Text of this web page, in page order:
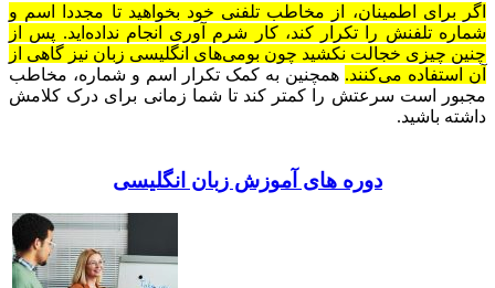
اگر برای اطمینان، از مخاطب تلفنی خود بخواهید تا مجددا اسم و
شماره تلفنش را تکرار کند، کار شرم آوری انجام نداده‌اید. پس از
چنین چیزی خجالت نکشید چون بومی‌های انگلیسی زبان نیز گاهی از
آن استفاده می‌کنند. همچنین به کمک تکرار اسم و شماره، مخاطب
مجبور است سرعتش را کمتر کند تا شما زمانی برای درک کلامش
داشته باشید.
دوره های آموزش زبان انگلیسی